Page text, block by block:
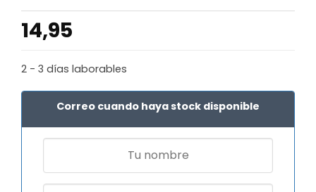
14,95
2 - 3 días laborables
Correo cuando haya stock disponible